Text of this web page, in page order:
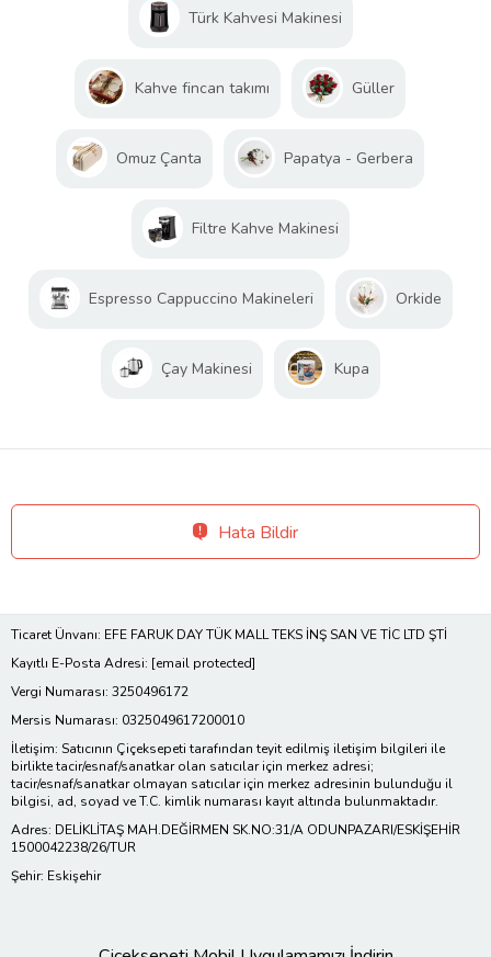
Türk Kahvesi Makinesi
Kahve fincan takımı Güller
Omuz Çanta Papatya - Gerbera
Filtre Kahve Makinesi
Espresso Cappuccino Makineleri Orkide
Çay Makinesi Kupa
Hata Bildir
Ticaret Ünvanı: EFE FARUK DAY TÜK MALL TEKS İNŞ SAN VE TİC LTD ŞTİ
Kayıtlı E-Posta Adresi: [email protected]
Vergi Numarası: 3250496172
Mersis Numarası: 0325049617200010
İletişim: Satıcının Çiçeksepeti tarafından teyit edilmiş iletişim bilgileri ile
birlikte tacir/esnaf/sanatkar olan satıcılar için merkez adresi;
tacir/esnaf/sanatkar olmayan satıcılar için merkez adresinin bulunduğu il
bilgisi, ad, soyad ve T.C. kimlik numarası kayıt altında bulunmaktadır.
Adres: DELİKLİTAŞ MAH.DEĞİRMEN SK.NO:31/A ODUNPAZARI/ESKİŞEHİR
1500042238/26/TUR
Şehir: Eskişehir